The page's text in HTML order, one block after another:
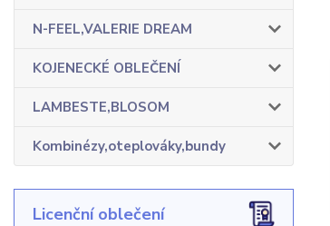
N-FEEL,VALERIE DREAM
KOJENECKÉ OBLEČENÍ
LAMBESTE,BLOSOM
Kombinézy,oteplováky,bundy
Licenční oblečení